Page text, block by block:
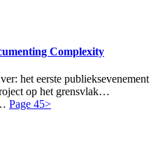
Complexity
het eerste publieksevenement
op het grensvlak…
Page 45>